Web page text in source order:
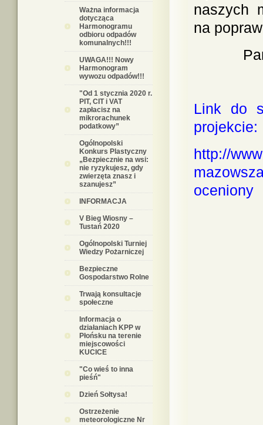
Ważna informacja
dotycząca
Harmonogramu
odbioru odpadów
komunalnych!!!
UWAGA!!! Nowy
Harmonogram
wywozu odpadów!!!
"Od 1 stycznia 2020 r.
PIT, CIT i VAT
zapłacisz na
mikrorachunek
podatkowy”
Ogólnopolski
Konkurs Plastyczny
„Bezpiecznie na wsi:
nie ryzykujesz, gdy
zwierzęta znasz i
szanujesz”
INFORMACJA
V Bieg Wiosny –
Tustań 2020
Ogólnopolski Turniej
Wiedzy Pożarniczej
Bezpieczne
Gospodarstwo Rolne
Trwają konsultacje
społeczne
Informacja o
działaniach KPP w
Płońsku na terenie
miejscowości
KUCICE
"Co wieś to inna
pieśń"
Dzień Sołtysa!
Ostrzeżenie
meteorologiczne Nr
naszych
na
Link do
projekcie:
http://
oceniony